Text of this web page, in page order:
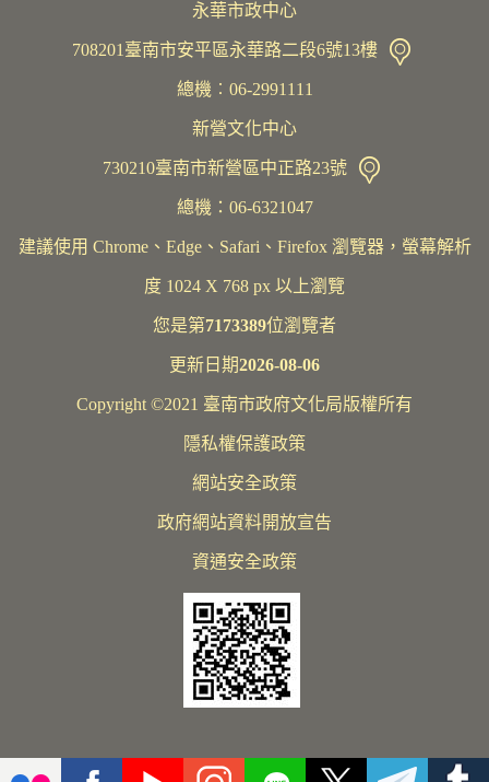
永華市政中心
708201臺南市安平區永華路二段6號13樓
總機︰06-2991111
新營文化中心
730210臺南市新營區中正路23號
總機：06-6321047
建議使用 Chrome、Edge、Safari、Firefox 瀏覽器，螢幕解析
度 1024 X 768 px 以上瀏覽
您是第7173389位瀏覽者
更新日期2026-08-06
Copyright ©2021 臺南市政府文化局版權所有
隱私權保護政策
網站安全政策
政府網站資料開放宣告
資通安全政策